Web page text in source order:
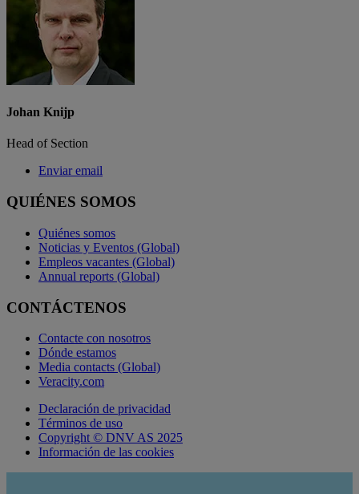
Johan Knijp
Head of Section
Enviar email
QUIÉNES SOMOS
Quiénes somos
Noticias y Eventos (Global)
Empleos vacantes (Global)
Annual reports (Global)
CONTÁCTENOS
Contacte con nosotros
Dónde estamos
Media contacts (Global)
Veracity.com
Declaración de privacidad
Términos de uso
Copyright © DNV AS 2025
Información de las cookies